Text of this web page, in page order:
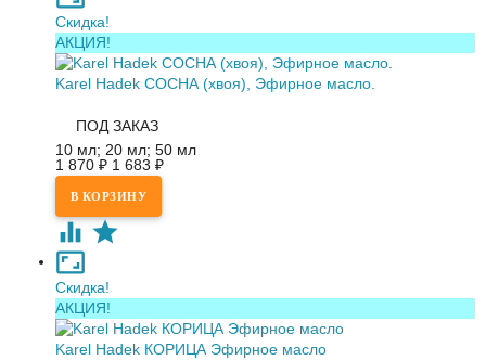
Скидка!
АКЦИЯ!
Karel Hadek СОСНА (хвоя), Эфирное масло.
ПОД ЗАКАЗ
10 мл; 20 мл; 50 мл
1 870 ₽ 1 683 ₽
Скидка!
АКЦИЯ!
Karel Hadek КОРИЦА Эфирное масло